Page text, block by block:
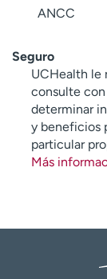
ANCC
Seguro
UCHealth le
consulte con
determinar
y beneficios
particular
Más